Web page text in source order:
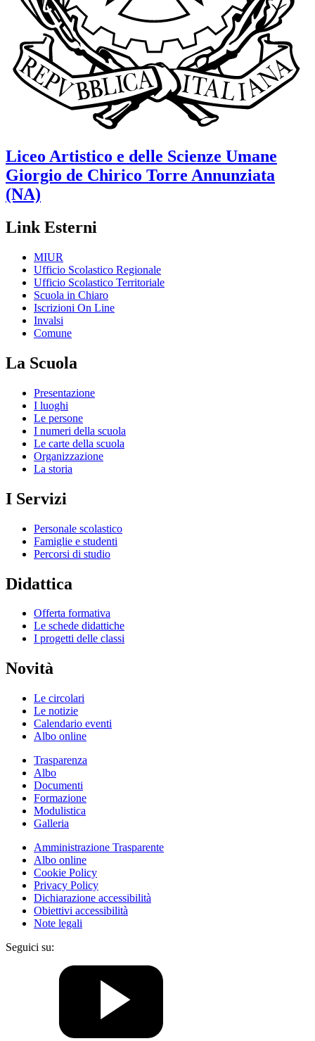
Liceo Artistico e delle Scienze Umane
Giorgio de Chirico Torre Annunziata
(NA)
Link Esterni
MIUR
Ufficio Scolastico Regionale
Ufficio Scolastico Territoriale
Scuola in Chiaro
Iscrizioni On Line
Invalsi
Comune
La Scuola
Presentazione
I luoghi
Le persone
I numeri della scuola
Le carte della scuola
Organizzazione
La storia
I Servizi
Personale scolastico
Famiglie e studenti
Percorsi di studio
Didattica
Offerta formativa
Le schede didattiche
I progetti delle classi
Novità
Le circolari
Le notizie
Calendario eventi
Albo online
Trasparenza
Albo
Documenti
Formazione
Modulistica
Galleria
Amministrazione Trasparente
Albo online
Cookie Policy
Privacy Policy
Dichiarazione accessibilità
Obiettivi accessibilità
Note legali
Seguici su: